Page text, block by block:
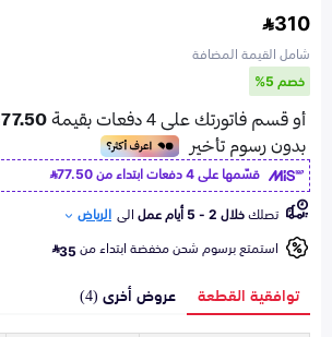
310
شامل القيمة المضافة
خصم 5%
قسّمها على 4 دفعات ابتداء من
77.50
تصلكخلال 2 - 5 أيام عمل الى الرياض
استمتع برسوم شحن مخفضة ابتداء من35
توافقية القطعة عروض أخرى (4)